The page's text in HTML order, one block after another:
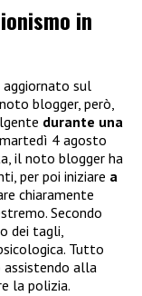
in
aggiornato sul
blogger, però,
durante una
martedì 4 agosto
il noto blogger ha
per poi iniziare a
chiaramente
Secondo
dei tagli,
Tutto
alla
la polizia.